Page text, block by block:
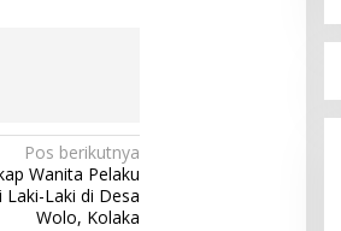
Pos berikutnya
Wanita Pelaku
Laki-Laki di Desa
Wolo, Kolaka